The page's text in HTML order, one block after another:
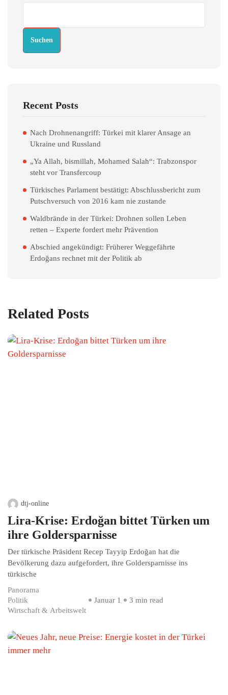
Suchen
Recent Posts
Nach Drohnenangriff: Türkei mit klarer Ansage an
Ukraine und Russland
„Ya Allah, bismillah, Mohamed Salah“: Trabzonspor
steht vor Transfercoup
Türkisches Parlament bestätigt: Abschlussbericht zum
Putschversuch von 2016 kam nie zustande
Waldbrände in der Türkei: Drohnen sollen Leben
retten – Experte fordert mehr Prävention
Abschied angekündigt: Früherer Weggefährte
Erdoğans rechnet mit der Politik ab
Related Posts
dtj-online
Lira-Krise: Erdoğan bittet Türken um
ihre Goldersparnisse
Der türkische Präsident Recep Tayyip Erdoğan hat die
Bevölkerung dazu aufgefordert, ihre Goldersparnisse ins
türkische
Panorama
Politik
Wirtschaft & Arbeitswelt
Januar 1 3 min read